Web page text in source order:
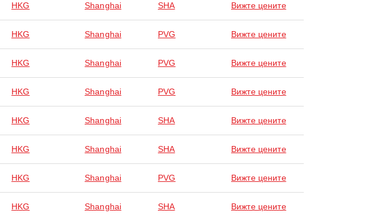
HKG Shanghai SHA Вижте цените
HKG Shanghai PVG Вижте цените
HKG Shanghai PVG Вижте цените
HKG Shanghai PVG Вижте цените
HKG Shanghai SHA Вижте цените
HKG Shanghai SHA Вижте цените
HKG Shanghai PVG Вижте цените
HKG Shanghai SHA Вижте цените